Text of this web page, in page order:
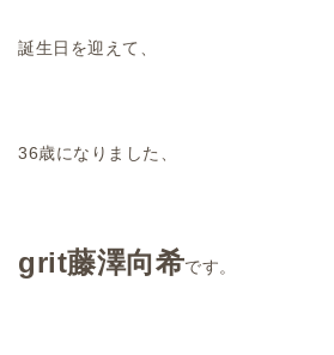
誕生日を迎えて、
36歳になりました、
grit藤澤向希です。